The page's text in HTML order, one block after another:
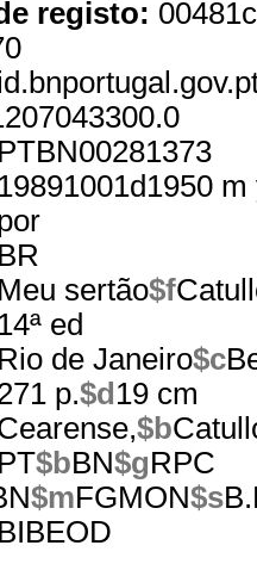
registo:
sertão$f
ed
de Janeiro$c
p.$d 19 cm
$b
$bBN$gRPC
$mFGMON$s